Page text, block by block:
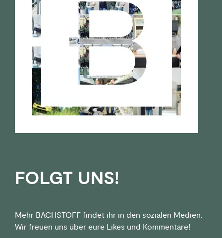
FOLGT UNS!
Mehr BACHSTOFF findet ihr in den sozialen Medien.
Wir freuen uns über eure Likes und Kommentare!